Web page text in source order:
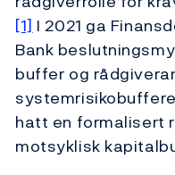
[1] I 2021 ga
Bank
buffer og
hatt en formalisert
motsyklisk